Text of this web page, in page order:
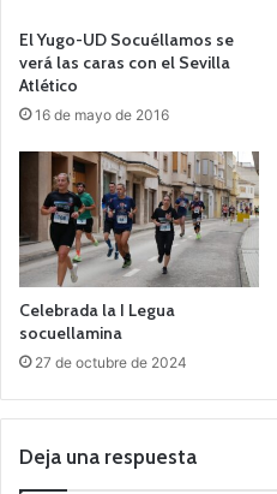
El Yugo-UD Socuéllamos se
verá las caras con el Sevilla
Atlético
16 de mayo de 2016
Celebrada la I Legua
socuellamina
27 de octubre de 2024
Deja una respuesta